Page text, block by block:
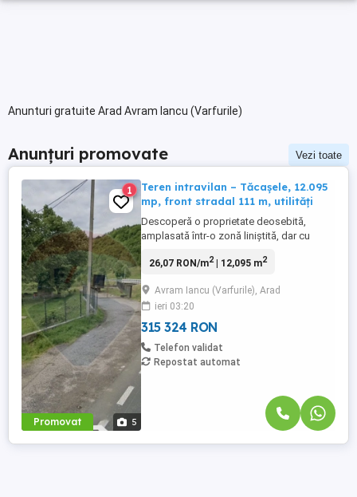
Anunturi gratuite Arad Avram Iancu (Varfurile)
Anunțuri promovate Vezi toate
Promovat 5
1
Teren intravilan – Tăcașele, 12.095
mp, front stradal 111 m, utilități
Descoperă o proprietate deosebită,
amplasată într-o zonă liniștită, dar cu
12.095 mp Front stradal: 111 m Utilități:
teren trece un pârâu pitoresc, iar în spate
se întinde o pădure – decorul ideal pentru
relaxare și aer curat Destinație: ...
26,07 RON/m2| 12,095 m2
Avram Iancu (Varfurile), Arad
ieri 03:20
315 324 RON
Telefon validat
Repostat automat